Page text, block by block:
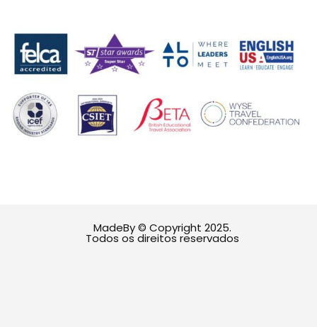
MadeBy © Copyright 2025.
Todos os direitos reservados